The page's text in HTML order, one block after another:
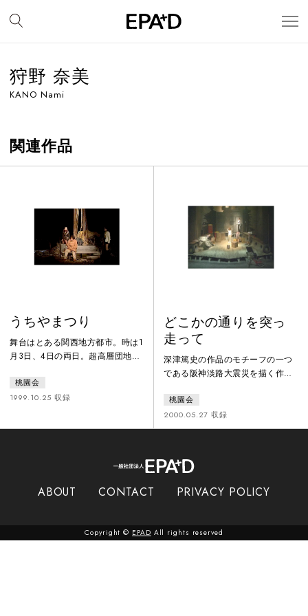
狩野 奈美
KANO Nami
関連作品
うちやまつり
舞台はとある関西地方都市。時は1
月3日、4日の両日。超高層団地に
の場所は誰が言うともなく「こや
まさんちのにわ」と呼ばれてい
話。団地内で今夏起きた三件の殺
登場する住人たちは皆、死の影と
桃園会
1999.10.25 収録
どこかの通りを突っ
走って
深津篤史の作品のモチーフの一つ
である阪神淡路大震災を描く作
甲板のようにも見える。亡くなっ
た友人の命日に集まる男女4人、別
居中の妻を震災で失った男や別れ
交錯する。
桃園会
2000.05.27 収録
ABOUT CONTACT PRIVACY POLICY
Copyright © EPAD All rights reserved